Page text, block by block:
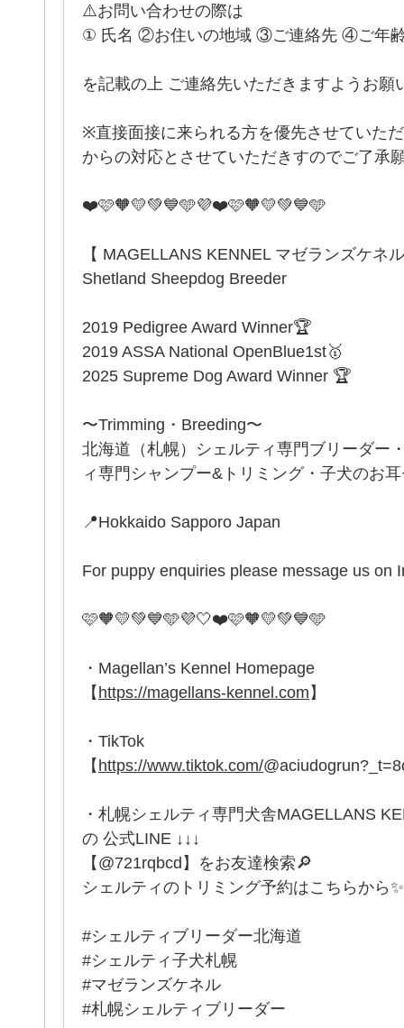
⚠️お問い合わせの際は
① 氏名 ②お住いの地域 ③ご連絡先 ④ご年
を記載の上 ご連絡先いただきますようお願
※直接面接に来られる方を優先させていた
からの対応とさせていただきすのでご了承願
❤️🩷🧡💛💚💙🩵💜❤️🩷🧡💛💚💙🩵
【 MAGELLANS KENNEL マゼランズケネ
Shetland Sheepdog Breeder
2019 Pedigree Award Winner🏆
2019 ASSA National OpenBlue1st🥇
2025 Supreme Dog Award Winner 🏆
〜Trimming・Breeding〜
北海道（札幌）シェルティ専門ブリーダー
ィ専門シャンプー&トリミング・子犬のお
📍Hokkaido Sapporo Japan
For puppy enquiries please message us on
🩷🧡💛💚💙🩵💜🤍❤️🩷🧡💛💚💙🩵
・Magellan’s Kennel Homepage
【https://magellans-kennel.com】
・TikTok
【https://www.tiktok.com/
・札幌シェルティ専門犬舎MAGELLANS
の 公式LINE ↓↓↓
【@721rqbcd】をお友達検索🔎
シェルティのトリミング予約はこちらから✨
#シェルティブリーダー北海道
#シェルティ子犬札幌
#マゼランズケネル
#札幌シェルティブリーダー